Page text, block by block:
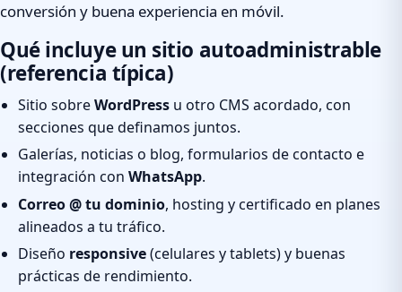
conversión y buena experiencia en móvil.
Qué incluye un sitio autoadministrable
(referencia típica)
Sitio sobreWordPress u otro CMS acordado, con
secciones que definamos juntos.
Galerías, noticias o blog, formularios de contacto e
integración con WhatsApp.
Correo @ tu dominio, hosting y certificado en planes
alineados a tu tráfico.
Diseño responsive(celulares y tablets) y buenas
prácticas de rendimiento.